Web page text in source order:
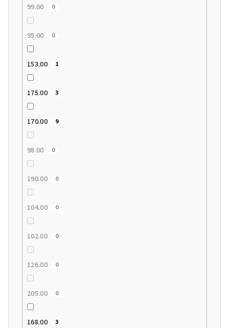
99.00 0
95.00 0
153.00 1
175.00 3
170.00 9
98.00 0
190.00 0
104.00 0
102.00 0
126.00 0
205.00 0
168.00 3